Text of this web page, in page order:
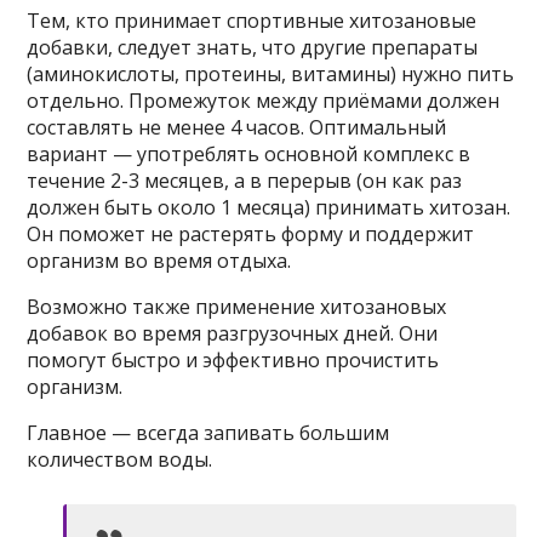
Тем, кто принимает спортивные хитозановые
добавки, следует знать, что другие препараты
(аминокислоты, протеины, витамины) нужно пить
отдельно. Промежуток между приёмами должен
составлять не менее 4 часов. Оптимальный
вариант — употреблять основной комплекс в
течение 2-3 месяцев, а в перерыв (он как раз
должен быть около 1 месяца) принимать хитозан.
Он поможет не растерять форму и поддержит
организм во время отдыха.
Возможно также применение хитозановых
добавок во время разгрузочных дней. Они
помогут быстро и эффективно прочистить
организм.
Главное — всегда запивать большим
количеством воды.